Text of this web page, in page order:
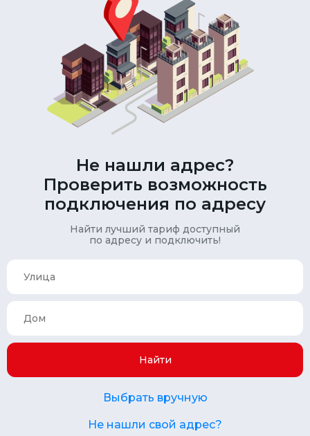
Не нашли адрес?
Проверить возможность
подключения по адресу
Найти лучший тариф доступный
по адресу и подключить!
Найти
Выбрать вручную
Не нашли свой адрес?